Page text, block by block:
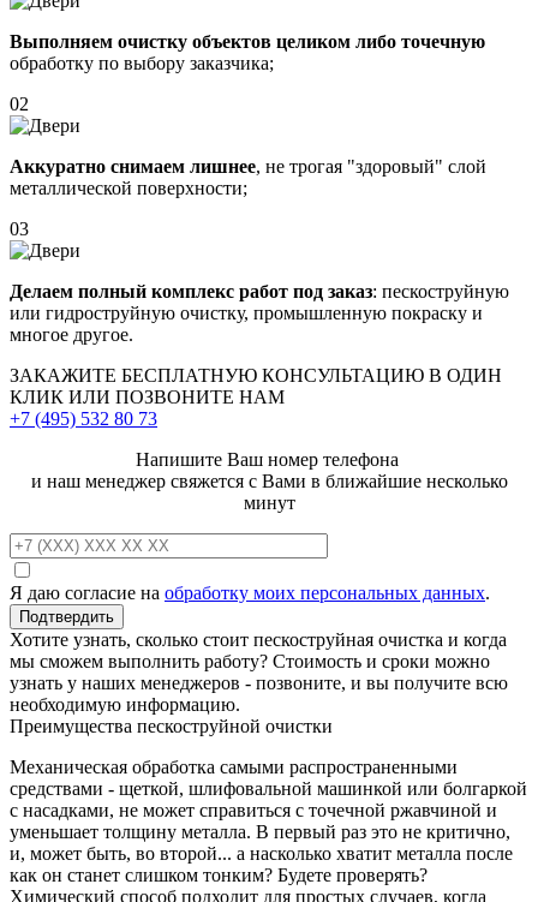
Выполняем очистку объектов целиком либо точечную
обработку по выбору заказчика;
02
Аккуратно снимаем лишнее, не трогая "здоровый" слой
металлической поверхности;
03
Делаем полный комплекс работ под заказ: пескоструйную
или гидроструйную очистку, промышленную покраску и
многое другое.
ЗАКАЖИТЕ БЕСПЛАТНУЮ КОНСУЛЬТАЦИЮ В ОДИН
КЛИК ИЛИ ПОЗВОНИТЕ НАМ
+7 (495) 532 80 73
Напишите Ваш номер телефона
и наш менеджер свяжется с Вами в ближайшие несколько
минут
Я даю согласие на обработку моих персональных данных.
Хотите узнать, сколько стоит пескоструйная очистка и когда
мы сможем выполнить работу? Стоимость и сроки можно
узнать у наших менеджеров - позвоните, и вы получите всю
необходимую информацию.
Преимущества пескоструйной очистки
Механическая обработка самыми распространенными
средствами - щеткой, шлифовальной машинкой или болгаркой
с насадками, не может справиться с точечной ржавчиной и
уменьшает толщину металла. В первый раз это не критично,
и, может быть, во второй... а насколько хватит металла после
как он станет слишком тонким? Будете проверять?
Химический способ подходит для простых случаев, когда